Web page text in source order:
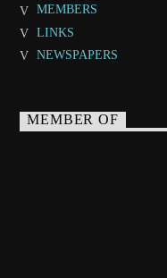
MEMBERS
LINKS
NEWSPAPERS
MEMBER OF